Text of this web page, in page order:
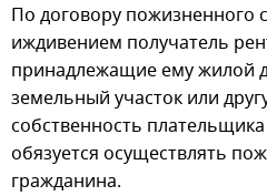
По договору пожизненного
иждивением получатель
принадлежащие ему жилой
земельный участок или
собственность
обязуется осуществлять
гражданина.